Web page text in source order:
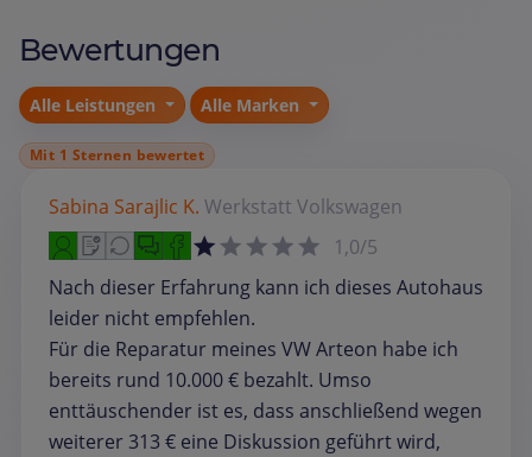
Bewertungen
Alle Leistungen Alle Marken
Mit 1 Sternen bewertet
Sabina Sarajlic K. Werkstatt Volkswagen
1,0/5
Nach dieser Erfahrung kann ich dieses Autohaus
leider nicht empfehlen.
Für die Reparatur meines VW Arteon habe ich
bereits rund 10.000 € bezahlt. Umso
enttäuschender ist es, dass anschließend wegen
weiterer 313 € eine Diskussion geführt wird,